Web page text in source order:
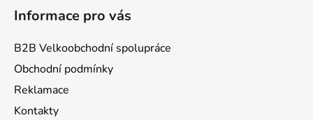
Informace pro vás
B2B Velkoobchodní spolupráce
Obchodní podmínky
Reklamace
Kontakty